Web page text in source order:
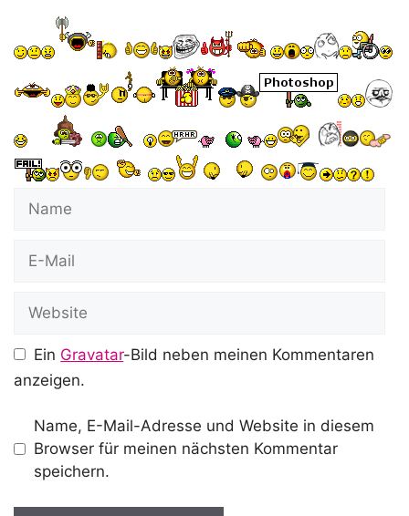
Mail
Ein Gravatar-Bild neben meinen Kommentaren
anzeigen.
Name, E-Mail-Adresse und Website in diesem
Browser für meinen nächsten Kommentar
speichern.